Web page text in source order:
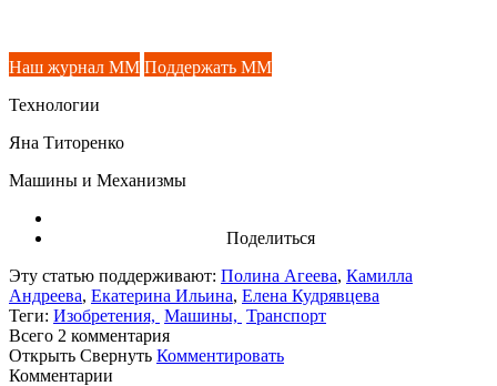
Наш журнал ММ Поддержать ММ
Технологии
Яна Титоренко
Машины и Механизмы
Поделиться
Эту статью поддерживают: Полина Агеева, Камилла
Андреева, Екатерина Ильина, Елена Кудрявцева
Теги: Изобретения, Машины, Транспорт
Всего 2 комментария
Открыть Свернуть Комментировать
Комментарии